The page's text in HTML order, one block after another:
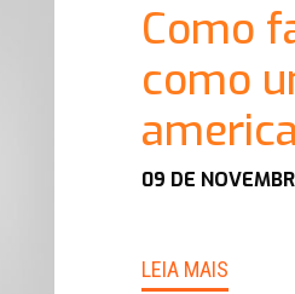
Como
como
09 DE
LEIA MAIS